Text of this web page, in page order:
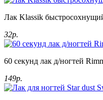
Лак Klassik
32р.
60 секунд лак д/ногтей
149р.